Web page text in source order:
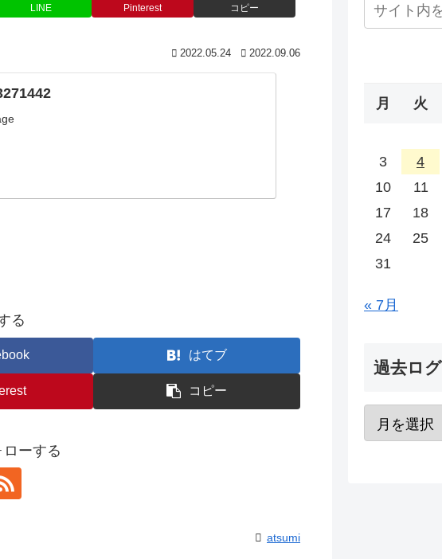
LINE Pinterest コピー
2022.05.24 2022.09.06
る
はてブ
コピー
ーする
atsumi
月 火
3
4
10
11
17
18
24
25
31
« 7月
過去ログ